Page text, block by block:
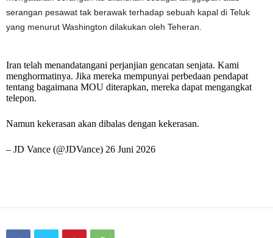
serangan pesawat tak berawak terhadap sebuah kapal di Teluk
yang menurut Washington dilakukan oleh Teheran.
Iran telah menandatangani perjanjian gencatan senjata. Kami
menghormatinya. Jika mereka mempunyai perbedaan pendapat
tentang bagaimana MOU diterapkan, mereka dapat mengangkat
telepon.
Namun kekerasan akan dibalas dengan kekerasan.
– JD Vance (@JDVance) 26 Juni 2026